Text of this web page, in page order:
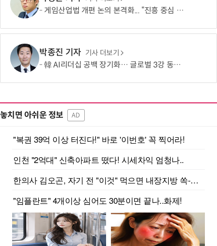
게임산업법 개편 논의 본격화... “진흥 중심 전환 속 세부 보완 필요”
박종진 기자 기사 더보기
韓 AI리더십 공백 장기화… 글로벌 3강 동력 꺼져간다
놓치면 아쉬운 정보 AD